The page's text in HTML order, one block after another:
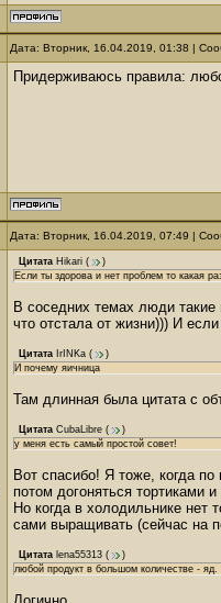
Дата: Вторник, 16.04.2019, 01:38 |
Придерживаюсь правила:
Дата: Вторник, 16.04.2019, 07:49 |
Цитата Hikari (
)
Если ты здорова и нет проблем то какая
В соседних темах люди
что отстала от жизни))) И
Цитата IrINKa (
)
И почему яичница
Там длинная была цитата с
Цитата CubaLibre (
)
у меня есть самый простой совет!
Вот спасибо! Я тоже, когда
потом догоняться тортиками
Но когда в холодильнике нет
сами выращивать (сейчас на
Цитата lena55313 (
)
любой продукт в большом количестве - яд.